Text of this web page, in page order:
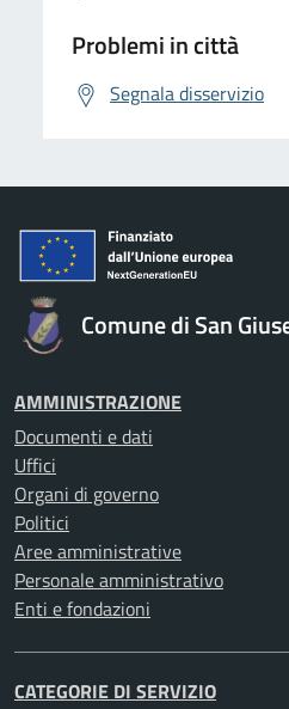
Problemi in città
Segnala disservizio
Comune di San
AMMINISTRAZIONE
Documenti e dati
Uffici
Organi di governo
Politici
Aree amministrative
Personale amministrativo
Enti e fondazioni
CATEGORIE DI SERVIZIO